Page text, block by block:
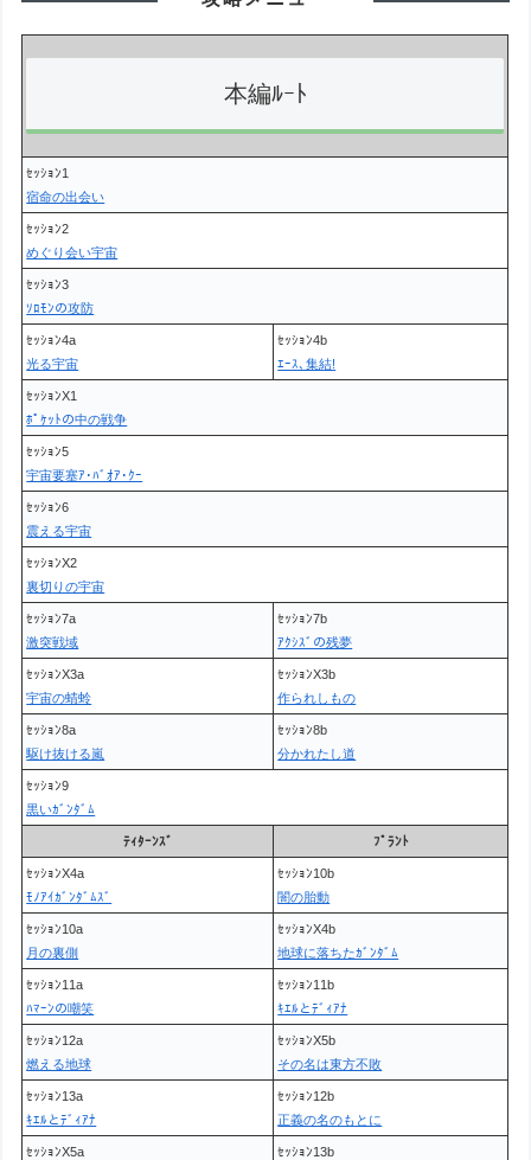
本編ﾙｰﾄ
ｾｯｼｮﾝ1
宿命の出会い
ｾｯｼｮﾝ2
めぐり会い宇宙
ｾｯｼｮﾝ3
ｿﾛﾓﾝの攻防
ｾｯｼｮﾝ4a
光る宇宙
ｾｯｼｮﾝ4b
ｴｰｽ､集結!
ｾｯｼｮﾝX1
ﾎﾟｹｯﾄの中の戦争
ｾｯｼｮﾝ5
宇宙要塞ｱ･ﾊﾞｵｱ･ｸｰ
ｾｯｼｮﾝ6
震える宇宙
ｾｯｼｮﾝX2
裏切りの宇宙
ｾｯｼｮﾝ7a
激突戦域
ｾｯｼｮﾝ7b
ｱｸｼｽﾞの残夢
ｾｯｼｮﾝX3a
宇宙の蜻蛉
ｾｯｼｮﾝX3b
作られしもの
ｾｯｼｮﾝ8a
駆け抜ける嵐
ｾｯｼｮﾝ8b
分かれたし道
ｾｯｼｮﾝ9
黒いｶﾞﾝﾀﾞﾑ
ﾃｨﾀｰﾝｽﾞ ﾌﾟﾗﾝﾄ
ｾｯｼｮﾝX4a
ﾓﾉｱｲｶﾞﾝﾀﾞﾑｽﾞ
ｾｯｼｮﾝ10b
闇の胎動
ｾｯｼｮﾝ10a
月の裏側
ｾｯｼｮﾝX4b
地球に落ちたｶﾞﾝﾀﾞﾑ
ｾｯｼｮﾝ11a
ﾊﾏｰﾝの嘲笑
ｾｯｼｮﾝ11b
ｷｴﾙとﾃﾞｨｱﾅ
ｾｯｼｮﾝ12a
燃える地球
ｾｯｼｮﾝX5b
その名は東方不敗
ｾｯｼｮﾝ13a
ｷｴﾙとﾃﾞｨｱﾅ
ｾｯｼｮﾝ12b
正義の名のもとに
ｾｯｼｮﾝX5a
ｾｯｼｮﾝ13b